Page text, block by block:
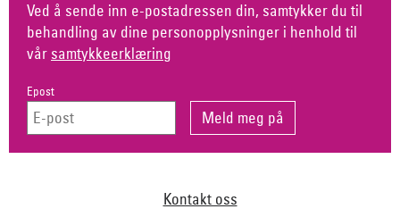
Ved å sende inn e-postadressen din, samtykker du til
behandling av dine personopplysninger i henhold til
vår samtykkeerklæring
Epost
Kontakt oss